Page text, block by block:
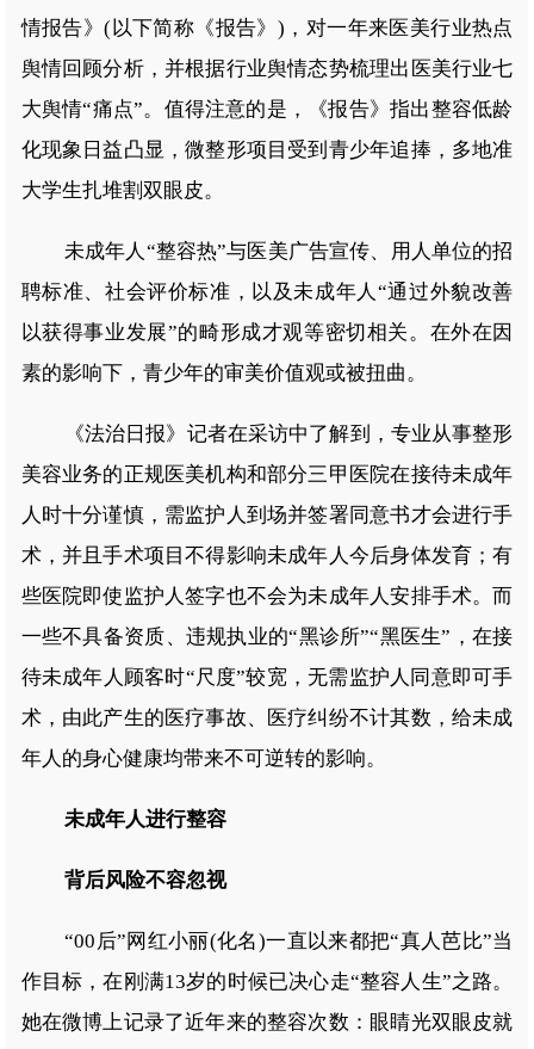
情报告》(以下简称《报告》)，对一年来医美行业热点
舆情回顾分析，并根据行业舆情态势梳理出医美行业七
大舆情“痛点”。值得注意的是，《报告》指出整容低龄
化现象日益凸显，微整形项目受到青少年追捧，多地准
大学生扎堆割双眼皮。
未成年人“整容热”与医美广告宣传、用人单位的招
聘标准、社会评价标准，以及未成年人“通过外貌改善
以获得事业发展”的畸形成才观等密切相关。在外在因
素的影响下，青少年的审美价值观或被扭曲。
《法治日报》记者在采访中了解到，专业从事整形
美容业务的正规医美机构和部分三甲医院在接待未成年
人时十分谨慎，需监护人到场并签署同意书才会进行手
术，并且手术项目不得影响未成年人今后身体发育；有
些医院即使监护人签字也不会为未成年人安排手术。而
一些不具备资质、违规执业的“黑诊所”“黑医生”，在接
待未成年人顾客时“尺度”较宽，无需监护人同意即可手
术，由此产生的医疗事故、医疗纠纷不计其数，给未成
年人的身心健康均带来不可逆转的影响。
未成年人进行整容
背后风险不容忽视
“00后”网红小丽(化名)一直以来都把“真人芭比”当
作目标，在刚满13岁的时候已决心走“整容人生”之路。
她在微博上记录了近年来的整容次数：眼睛光双眼皮就